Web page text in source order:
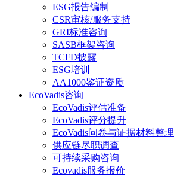
ESG报告编制
CSR审核/服务支持
GRI标准咨询
SASB框架咨询
TCFD披露
ESG培训
AA1000鉴证资质
EcoVadis咨询
EcoVadis评估准备
EcoVadis评分提升
EcoVadis问卷与证据材料整理
供应链尽职调查
可持续采购咨询
Ecovadis服务报价